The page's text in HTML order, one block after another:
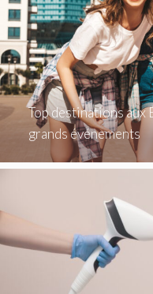
Top destinations
grands événements